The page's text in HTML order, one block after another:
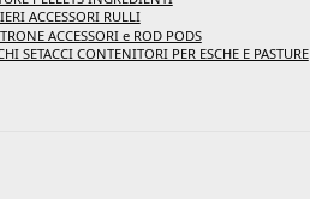
ACCESSORI RULLI
ACCESSORI e ROD PODS
SETACCI CONTENITORI PER ESCHE E PASTURE